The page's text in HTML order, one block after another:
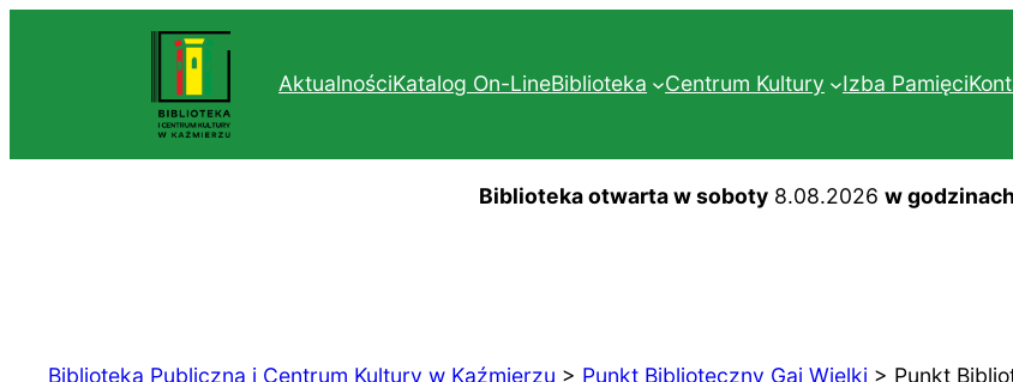
AktualnościKatalog On-LineBiblioteka Centrum Kultury Izba Pamięci
Biblioteka otwarta w soboty8.08.2026 w
Biblioteka Publiczna i Centrum Kultury w Kaźmierzu > Punkt Biblioteczny Gaj Wielki > Punkt